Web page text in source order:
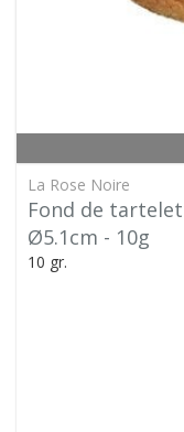
La Rose Noire
Fond de
Ø5.1cm - 10g
10 gr.